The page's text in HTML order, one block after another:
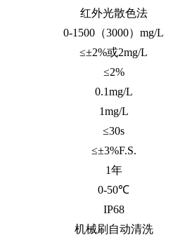
红外光散色法
0-1 500 （3000）mg/L
≤±2%或2mg/L
≤2%
0.1mg/L
1mg/L
≤30s
≤±3%F.S.
1年
0-50℃
IP68
机械刷自动清洗